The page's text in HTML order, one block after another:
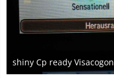
shiny Cp ready Visacogon
18. Mai 2017